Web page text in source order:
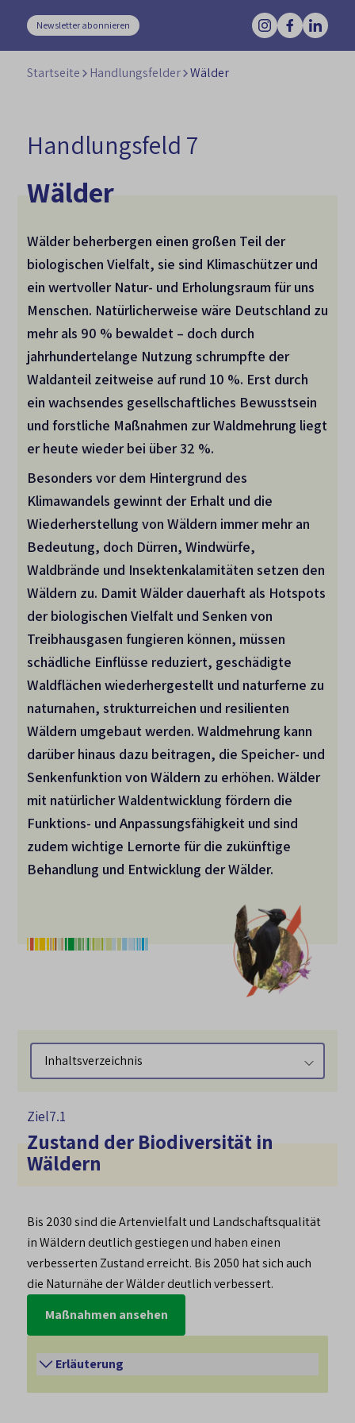
Newsletter abonnieren
Startseite Handlungsfelder Wälder
Handlungsfeld 7
Wälder
Wälder beherbergen einen großen Teil der
biologischen Vielfalt, sie sind Klimaschützer und
ein wertvoller Natur- und Erholungsraum für uns
Menschen. Natürlicherweise wäre Deutschland zu
mehr als 90 % bewaldet – doch durch
jahrhundertelange Nutzung schrumpfte der
Waldanteil zeitweise auf rund 10 %. Erst durch
ein wachsendes gesellschaftliches Bewusstsein
und forstliche Maßnahmen zur Waldmehrung liegt
er heute wieder bei über 32 %.
Besonders vor dem Hintergrund des
Klimawandels gewinnt der Erhalt und die
Wiederherstellung von Wäldern immer mehr an
Bedeutung, doch Dürren, Windwürfe,
Waldbrände und Insektenkalamitäten setzen den
Wäldern zu. Damit Wälder dauerhaft als Hotspots
der biologischen Vielfalt und Senken von
Treibhausgasen fungieren können, müssen
schädliche Einflüsse reduziert, geschädigte
Waldflächen wiederhergestellt und naturferne zu
naturnahen, strukturreichen und resilienten
Wäldern umgebaut werden. Waldmehrung kann
darüber hinaus dazu beitragen, die Speicher- und
Senkenfunktion von Wäldern zu erhöhen. Wälder
mit natürlicher Waldentwicklung fördern die
Funktions- und Anpassungsfähigkeit und sind
zudem wichtige Lernorte für die zukünftige
Behandlung und Entwicklung der Wälder.
Inhaltsverzeichnis
Ziel7.1
Zustand der Biodiversität in
Wäldern
Bis 2030 sind die Artenvielfalt und Landschaftsqualität
in Wäldern deutlich gestiegen und haben einen
verbesserten Zustand erreicht. Bis 2050 hat sich auch
die Naturnähe der Wälder deutlich verbessert.
Maßnahmen ansehen
Erläuterung